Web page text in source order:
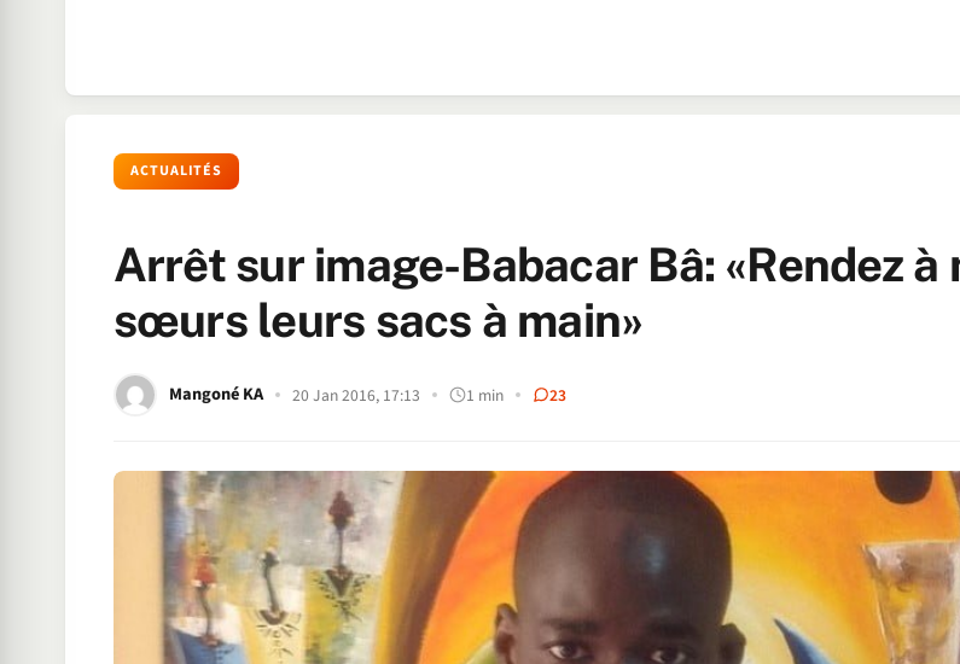
ACTUALITÉS
Arrêt sur image-Babacar Bâ: «Rendez à
sœurs leurs sacs à main»
Mangoné KA 20 Jan 2016, 17:13 1 min 23